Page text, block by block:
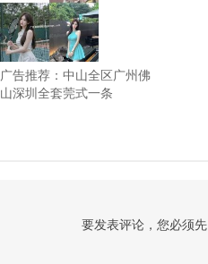
广告推荐：中山全区广州佛
山深圳全套莞式一条
要发表评论，您必须先